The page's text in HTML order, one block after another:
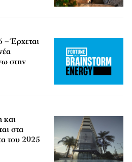
Έρχεται
στην
στα
του 2025